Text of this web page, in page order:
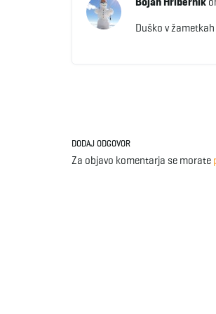
Duško v
DODAJ ODGOVOR
Za objavo komentarja se morate